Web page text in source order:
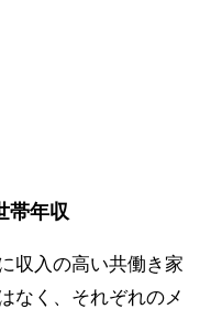
帯年収
収入の高い共働き家
なく、それぞれのメ